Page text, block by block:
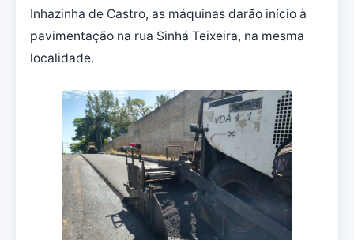
Inhazinha de Castro, as máquinas darão início à
pavimentação na rua Sinhá Teixeira, na mesma
localidade.